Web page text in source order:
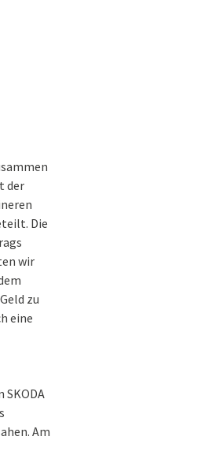
Rassismus
der
Die
wir
zu
eine
Am